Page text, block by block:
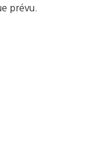
prévu.